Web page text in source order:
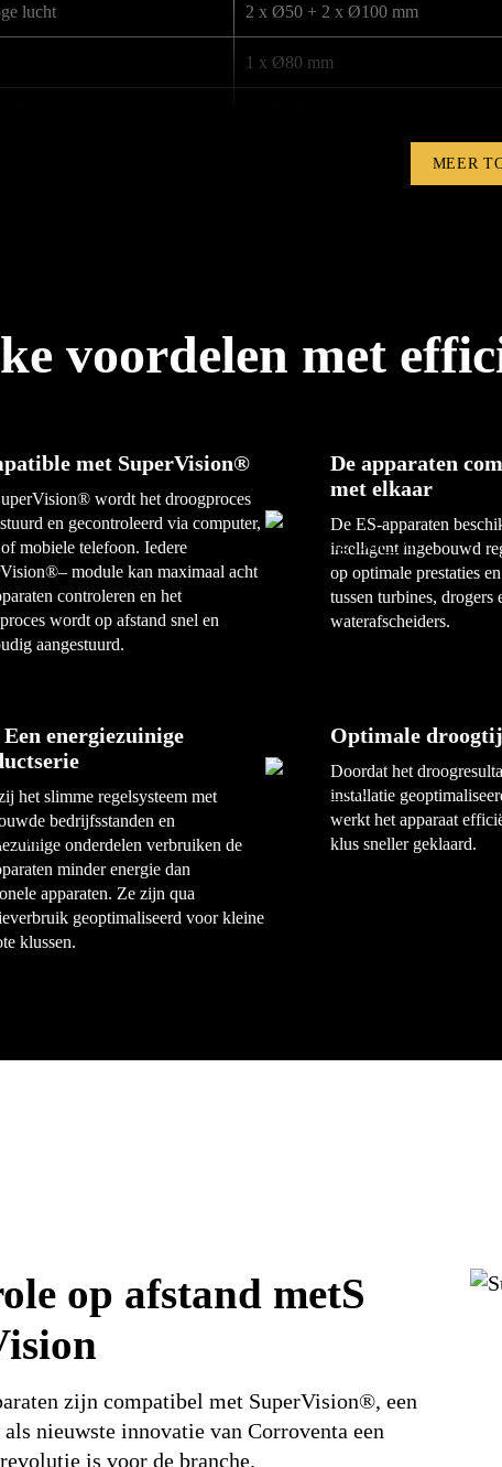
lucht 2 x Ø50 + 2 x Ø100 mm
1 x Ø80 mm
18 kg
1002186
gekozen modus en
Max. modus
MEER
voordelen met
met SuperVision®
wordt het droogproces
en gecontroleerd via computer,
mobiele telefoon. Iedere
module kan maximaal acht
controleren en het
wordt op afstand snel en
aangestuurd.
De apparaten
met elkaar
De ES-apparaten
intelligent ingebouwd
op optimale prestaties
tussen turbines, drogers
waterafscheiders.
Een energiezuinige
het slimme regelsysteem met
bedrijfsstanden en
onderdelen verbruiken de
minder energie dan
apparaten. Ze zijn qua
geoptimaliseerd voor kleine
klussen.
Optimale
Doordat het
installatie
werkt het apparaat
klus sneller geklaard.
op afstand metS
zijn compatibel met SuperVision®, een
als nieuwste innovatie van Corroventa een
is voor de branche.